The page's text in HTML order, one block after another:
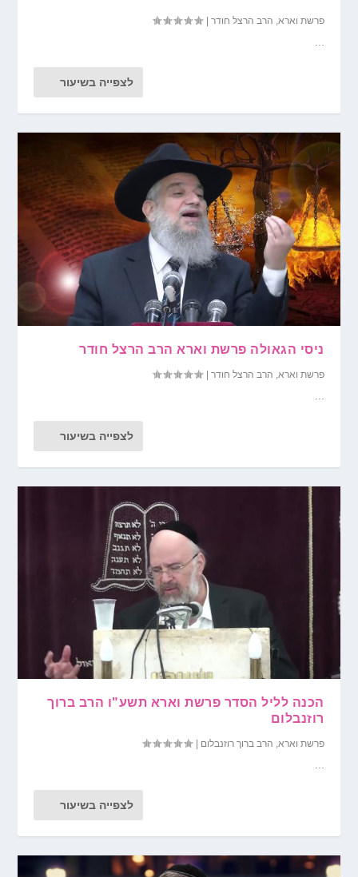
פרשת וארא הרב הרצל חודר |
לצפייה בשיעור
ניסי הגאולה פרשת וארא הרב הרצל חודר
פרשת וארא הרב הרצל חודר |
לצפייה בשיעור
הכנה לליל הסדר פרשת וארא תשע"ו הרב ברוך
רוזנבלום
פרשת וארא, הרב ברוך רוזנבלום |
...
לצפייה בשיעור